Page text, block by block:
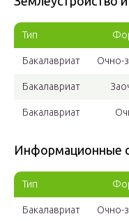
Тип
Бакалавриат Очно-
Бакалавриат
Бакалавриат
Информационные
Тип
Бакалавриат Очно-